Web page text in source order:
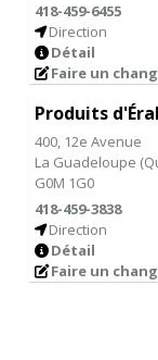
418-459-6455
Direction
Détail
Faire un
Produits
400, 12e Avenue
La Guadeloupe (
G0M 1G0
418-459-3838
Direction
Détail
Faire un